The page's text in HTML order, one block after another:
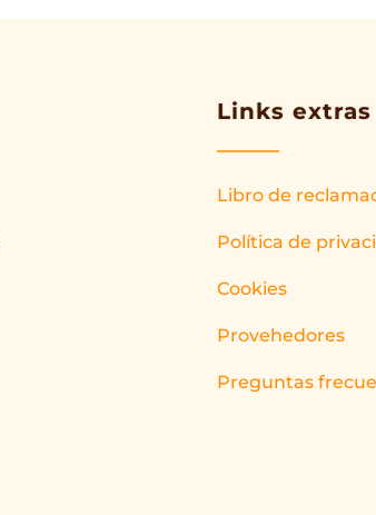
Links extras
Libro de
Política de
Cookies
Provehedores
Preguntas